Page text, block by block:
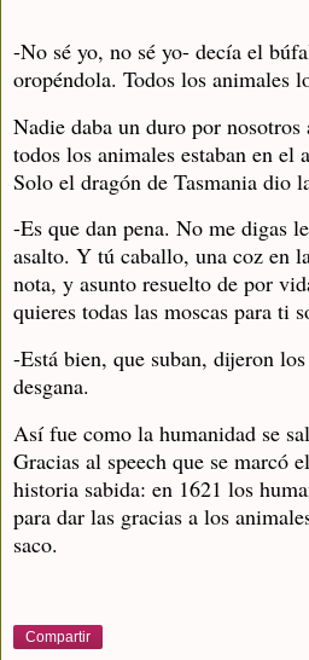
-No sé yo, no sé yo- decía el
oropéndola. Todos los animales
Nadie daba un duro por nosotros
todos los animales estaban en el
Solo el dragón de Tasmania dio
-Es que dan pena. No me digas
asalto. Y tú caballo, una coz en
nota, y asunto resuelto de por
quieres todas las moscas para ti
-Está bien, que suban, dijeron
desgana.
Así fue como la humanidad se
Gracias al speech que se marcó
historia sabida: en 1621 los
para dar las gracias a los
saco.
Compartir